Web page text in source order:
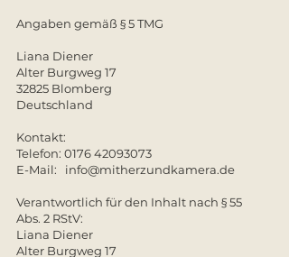
Angaben gemäß § 5 TMG
Liana Diener
Alter Burgweg 17
32825 Blomberg
Deutschland
Kontakt:
Telefon: 0176 42093073
E-Mail: info@mitherzundkamera.de
Verantwortlich für den Inhalt nach § 55
Abs. 2 RStV:
Liana Diener
Alter Burgweg 17